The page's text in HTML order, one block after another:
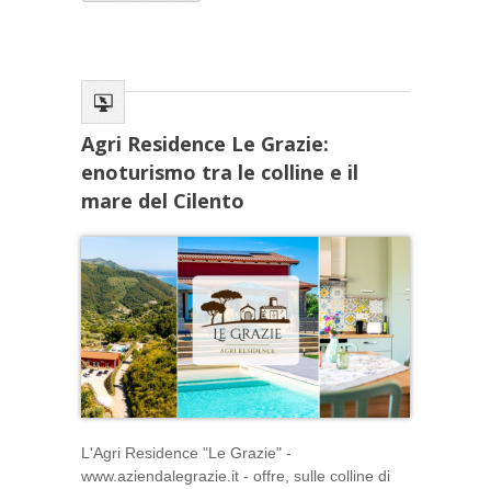
Agri Residence Le Grazie:
enoturismo tra le colline e il
mare del Cilento
L'Agri Residence "Le Grazie" -
www.aziendalegrazie.it - offre, sulle colline di